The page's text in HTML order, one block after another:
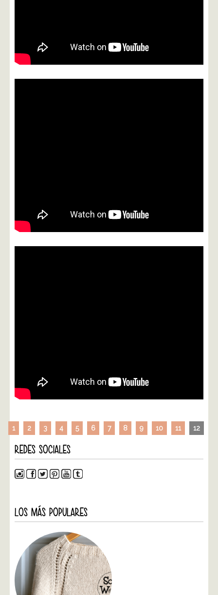
1 2 3 4 5 6 7 8 9 10 11 12
REDES SOCIALES
LOS MÁS POPULARES